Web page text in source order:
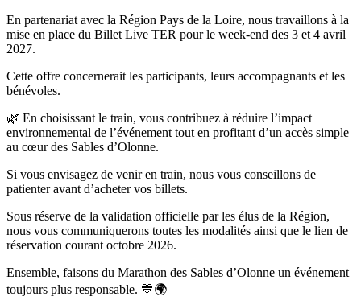
En partenariat avec la Région Pays de la Loire, nous travaillons à la
mise en place du Billet Live TER pour le week-end des 3 et 4 avril
2027.
Cette offre concernerait les participants, leurs accompagnants et les
bénévoles.
🌿 En choisissant le train, vous contribuez à réduire l’impact
environnemental de l’événement tout en profitant d’un accès simple
au cœur des Sables d’Olonne.
Si vous envisagez de venir en train, nous vous conseillons de
patienter avant d’acheter vos billets.
Sous réserve de la validation officielle par les élus de la Région,
nous vous communiquerons toutes les modalités ainsi que le lien de
réservation courant octobre 2026.
Ensemble, faisons du Marathon des Sables d’Olonne un événement
toujours plus responsable. 💙🌍